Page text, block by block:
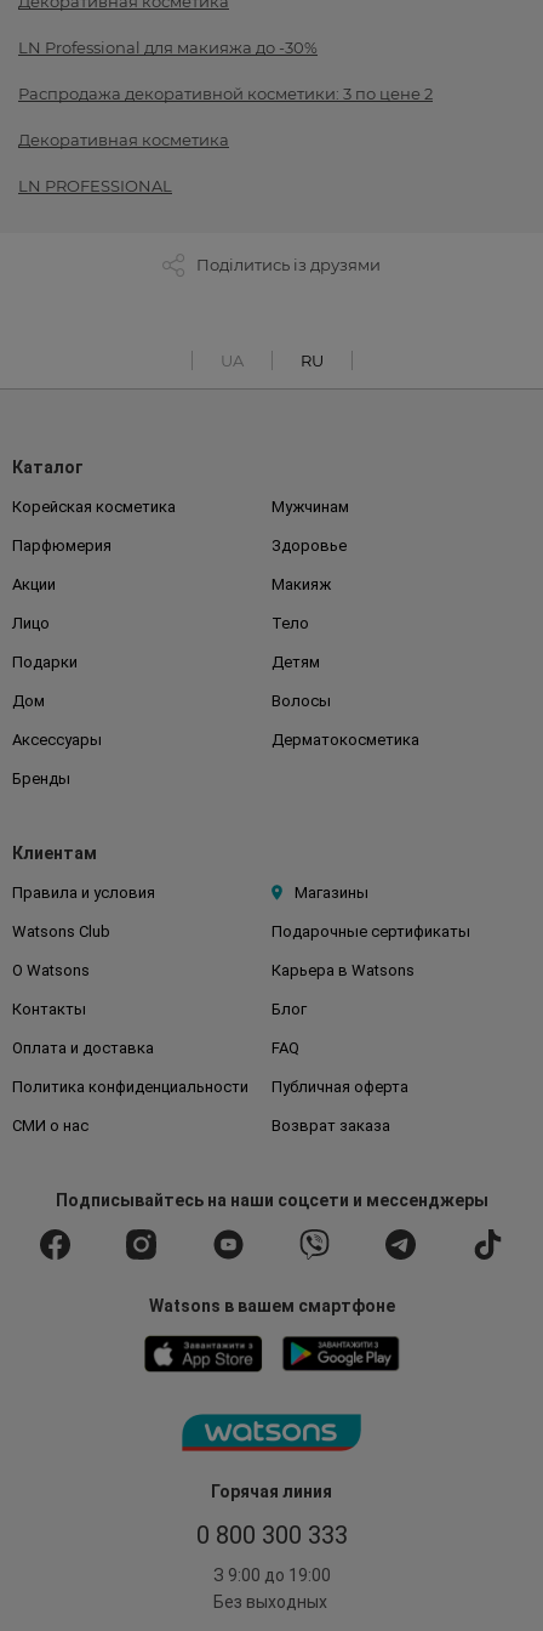
LN Professional для макияжа до -30%
Распродажа декоративной косметики: 3 по цене 2
Декоративная косметика
LN PROFESSIONAL
Поділитись із друзями
UA RU
Горячая линия
0 800 300 333
З 9:00 до 19:00
Без выходных
Каталог
Корейская косметика Мужчинам
Парфюмерия Здоровье
Акции Макияж
Лицо Тело
Подарки Детям
Дом Волосы
Аксессуары Дерматокосметика
Бренды
Клиентам
Правила и условия Магазины
Watsons Club Подарочные сертификаты
О Watsons Карьера в Watsons
Контакты Блог
Оплата и доставка FAQ
Политика конфиденциальности Публичная оферта
СМИ о нас Возврат заказа
Подписывайтесьна наши соцсети и мессенджеры
Watsons в вашем смартфоне